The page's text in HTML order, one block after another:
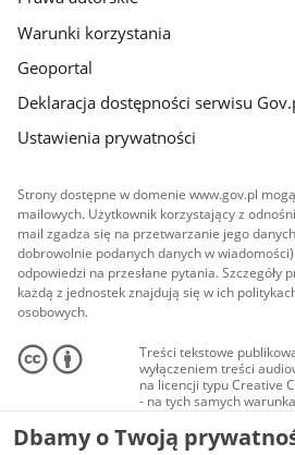
Warunki korzystania
Geoportal
Deklaracja dostępności serwisu
Ustawienia prywatności
Strony dostępne w domenie www.gov.pl
mailowych. Użytkownik korzystający z
mail zgadza się na przetwarzanie jego
dobrowolnie podanych danych w
odpowiedzi na przesłane pytania. Szczegóły
każdą z jednostek znajdują się w ich
osobowych.
Treści tekstowe
wyłączeniem treści
na licencji typu Creative
- na tych samych
Materiały
audio i wideo, są
Creative Commons:
Dbamy o Twoją